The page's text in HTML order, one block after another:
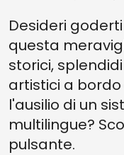
Desideri
questa
storici,
artistici a
l'ausilio di un
multilingue?
pulsante.